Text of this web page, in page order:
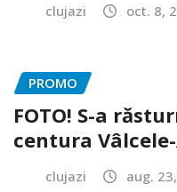
clujazi oct. 8,
PROMO
FOTO! S-a
centura
clujazi aug.